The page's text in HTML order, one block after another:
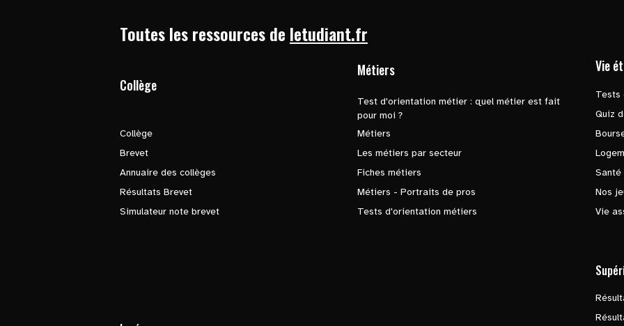
Toutes les ressources de letudiant.fr
Collège
Collège
Brevet
Annuaire des collèges
Résultats Brevet
Simulateur note brevet
Métiers
Test d'orientation métier : quel métier est fait
pour moi ?
Métiers
Les métiers par secteur
Fiches métiers
Métiers - Portraits de pros
Tests d'orientation métiers
Vie
Tests
Quiz
Santé
Nos
Vie